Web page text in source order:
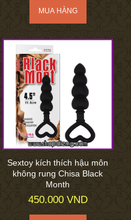
Sextoy kích thích hậu môn
không rung Chisa Black
Month
450.000 VND